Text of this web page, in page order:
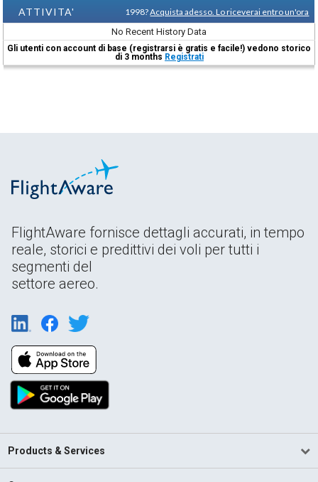
ATTIVITA'
1998?Acquista adesso. Lo riceverai entro un'ora
No Recent History Data
Gli utenti con account di base (registrarsi è gratis e facile!) vedono storico
di 3 months Registrati
FlightAware fornisce dettagli accurati, in tempo
reale, storici e predittivi dei voli per tutti i
segmenti del
settore aereo.
Products & Services